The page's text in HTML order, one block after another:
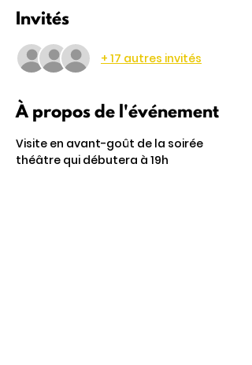
Invités
+ 17 autres invités
À propos de l'événement
Visite en avant-goût de la soirée
théâtre qui débutera à 19h